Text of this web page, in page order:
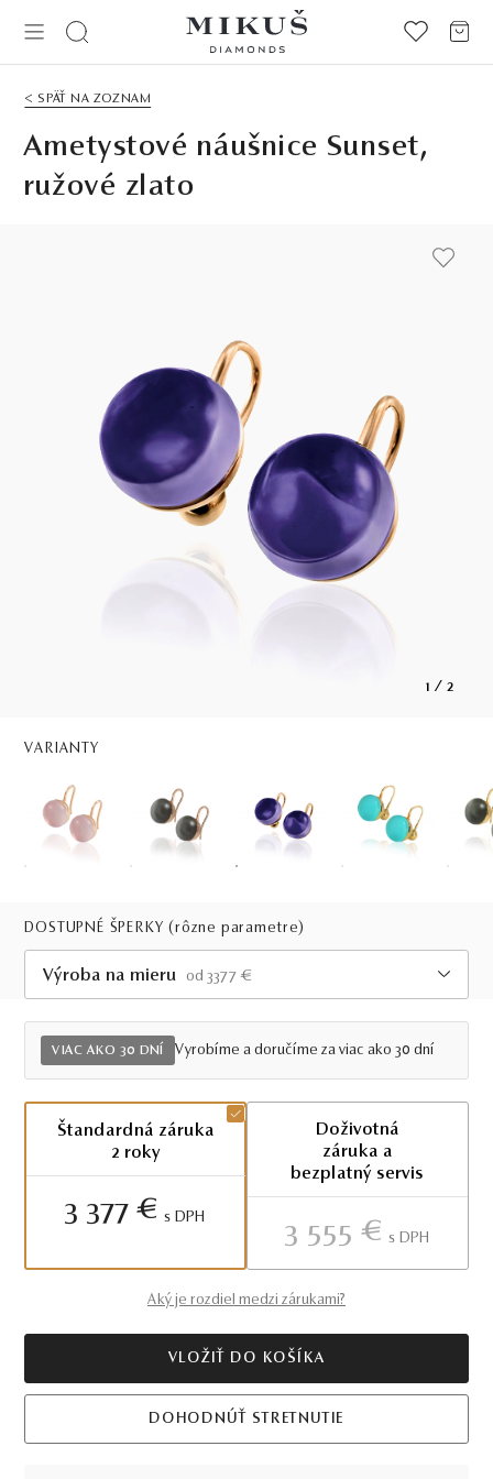
< SPÄŤ NA ZOZNAM
Ametystové náušnice Sunset,
ružové zlato
1 / 2
VARIANTY
DOSTUPNÉ ŠPERKY(rôzne parametre)
Výroba na mieru
od 3377 €
Viac ako 30 dní
VIAC AKO 30 DNÍ Vyrobíme a doručíme za viac ako 30 dní
Štandardná záruka
2 roky
3 377 € S DPH
Doživotná
záruka a
bezplatný servis
3 555 € S DPH
Aký je rozdiel medzi zárukami?
VLOŽIŤ DO KOŠÍKA
DOHODNÚŤ STRETNUTIE